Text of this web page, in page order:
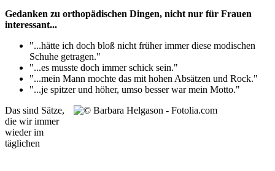
Gedanken zu orthopädischen Dingen, nicht nur für Frauen
interessant...
"...hätte ich doch bloß nicht früher immer diese modischen
Schuhe getragen."
"...es musste doch immer schick sein."
"...mein Mann mochte das mit hohen Absätzen und Rock."
"...je spitzer und höher, umso besser war mein Motto."
Das sind Sätze,
die wir immer
wieder im
täglichen